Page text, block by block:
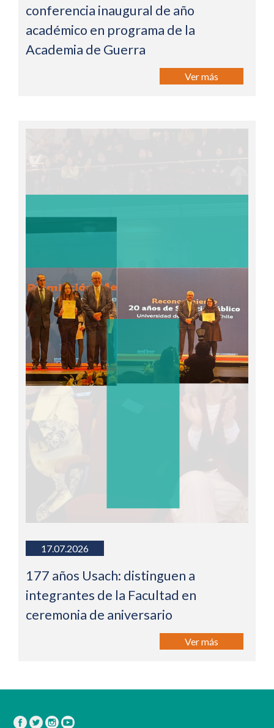
conferencia inaugural de año
académico en programa de la
Academia de Guerra
Ver más
17.07.2026
177 años Usach: distinguen a
integrantes de la Facultad en
ceremonia de aniversario
Ver más